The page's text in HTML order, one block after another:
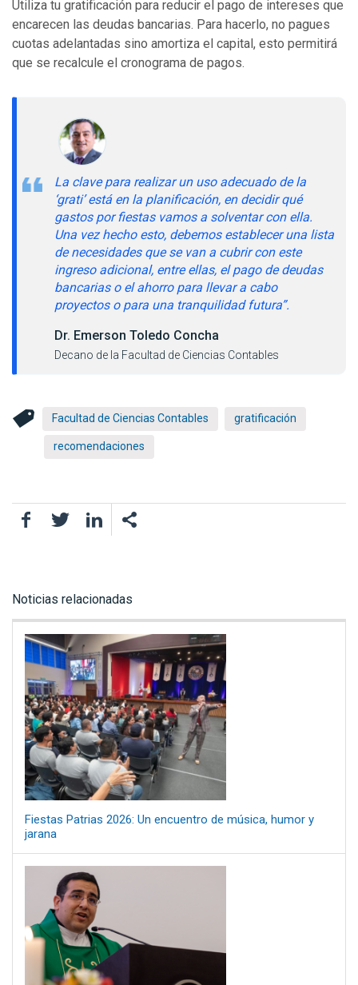
Utiliza tu gratificación para reducir el pago de intereses que
encarecen las deudas bancarias. Para hacerlo, no pagues
cuotas adelantadas sino amortiza el capital, esto permitirá
que se recalcule el cronograma de pagos.
La clave para realizar un uso adecuado de la
‘grati’ está en la planificación, en decidir qué
gastos por fiestas vamos a solventar con ella.
Una vez hecho esto, debemos establecer una lista
de necesidades que se van a cubrir con este
ingreso adicional, entre ellas, el pago de deudas
bancarias o el ahorro para llevar a cabo
proyectos o para una tranquilidad futura”.
Dr. Emerson Toledo Concha
Decano de la Facultad de Ciencias Contables
Facultad de Ciencias Contables gratificación
recomendaciones
FacebookTwitter LinkedIn
Noticias relacionadas
Fiestas Patrias 2026: Un encuentro de música, humor y
jarana